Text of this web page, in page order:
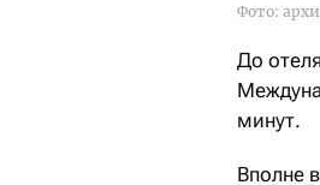
Фото:
До
минут.
Вполне